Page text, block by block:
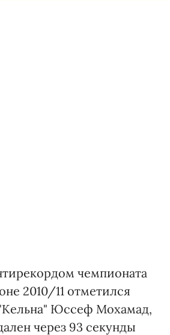
чемпионата
2010/11 отметился
Юссеф Мохамад,
через 93 секунды